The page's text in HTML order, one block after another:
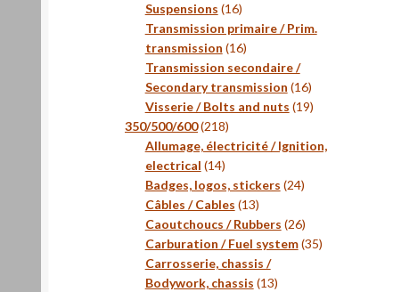
produits
Suspensions 1616
produits
Transmission primaire / Prim.
transmission 1616
produits
Transmission secondaire /
Secondary transmission 1616
produits
Visserie / Bolts and nuts 1919
350/500/600 218218
produits
Allumage, électricité / Ignition,
electrical 1414
produits
Badges, logos, stickers 2424
Câbles / Cables 1313
produits
Caoutchoucs / Rubbers 2626
produits
Carburation / Fuel system 3535
Carrosserie, chassis /
Bodywork, chassis 1313